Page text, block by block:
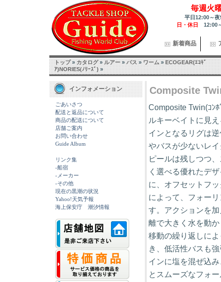
毎週火
平日12:00～
日・休日 12:00
新着商品
トップ»カタログ»ルアー»バス»ワーム»ECOGEAR(ｴｺｷﾞ
ｱ)NORIES(ﾉﾘｰｽﾞ)»
インフォメーション
ごあいさつ
配送と返品について
商品の配送について
店舗ご案内
お問い合わせ
Guide Album
リンク集
-船宿
-メーカー
-その他
現在の黒潮の状況
Yahoo!天気予報
海上保安庁 潮汐情報
Composite
Composite Twin(ｺﾝ
ルキーベイトに見
インとなるリグは
やバスが少ないレ
ピールは残しつつ
く選べる優れたデ
に、オフセットフ
によって、フォー
す。アクションを
離で大きく水を動
移動の繰り返しに
き、低活性バスも
インに塩を混ぜ込
とスムーズなフォ